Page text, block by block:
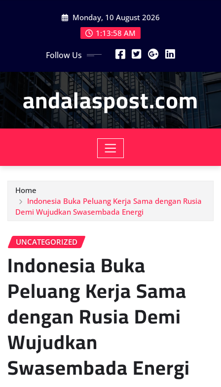
Monday, 10 August 2026
1:13:59 AM
Follow Us
andalaspost.com
Home
Indonesia Buka Peluang Kerja Sama dengan Rusia
Demi Wujudkan Swasembada Energi
UNCATEGORIZED
Indonesia Buka
Peluang Kerja Sama
dengan Rusia Demi
Wujudkan
Swasembada Energi